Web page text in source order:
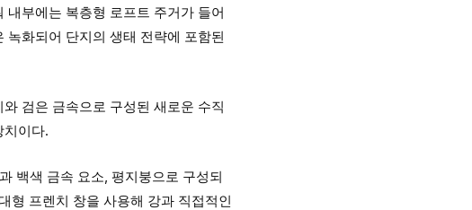
부에는 복층형 로프트 주거가 들어
화되어 단지의 생태 전략에 포함된
검은 금속으로 구성된 새로운 수직
치이다.
백색 금속 요소, 평지붕으로 구성되
형 프렌치 창을 사용해 강과 직접적인